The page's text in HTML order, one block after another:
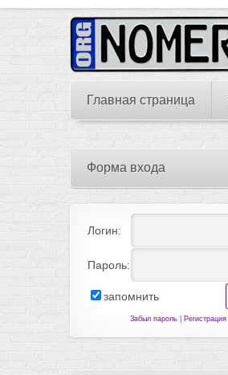
Главная страница
Форма входа
Логин:
Пароль:
запомнить
Забыл пароль Регистрация